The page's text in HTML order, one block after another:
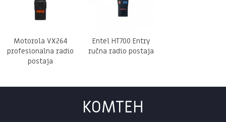
Motorola VX264
profesionalna radio
postaja
Entel HT700 Entry
ručna radio postaja
KOMTEH